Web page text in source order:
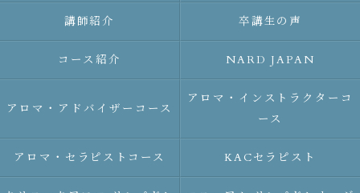
講師紹介 卒講生の声
コース紹介 NARD JAPAN
アロマ・アドバイザーコース
アロマ・インストラクターコ
ース
アロマ・セラピストコース KACセラピスト